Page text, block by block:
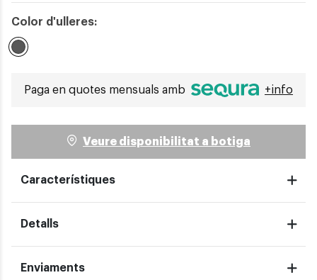
Color d'ulleres:
Paga en quotes mensuals amb +info
Veure disponibilitat a botiga
Característiques
Detalls
Enviaments